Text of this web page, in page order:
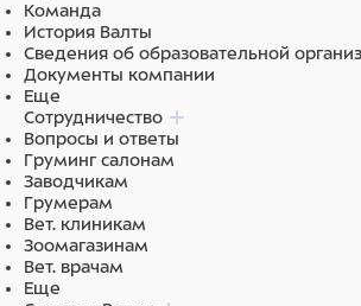
Команда
История Валты
Сведения об образовательной
Документы компании
Еще
Сотрудничество
Вопросы и ответы
Груминг салонам
Заводчикам
Грумерам
Вет. клиникам
Зоомагазинам
Вет. врачам
Еще